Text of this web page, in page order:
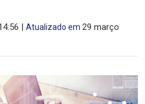
| Atualizado em 29 março